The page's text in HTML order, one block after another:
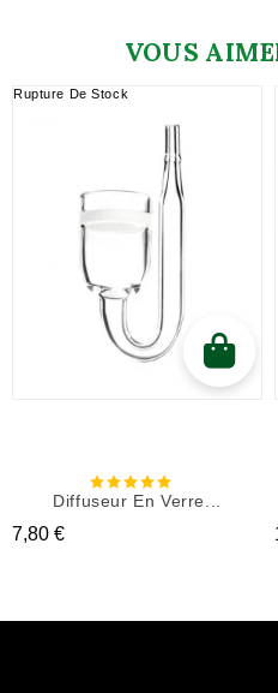
VOUS
Rupture De Stock
Diffuseur En Verre...
Prix
7,80 €